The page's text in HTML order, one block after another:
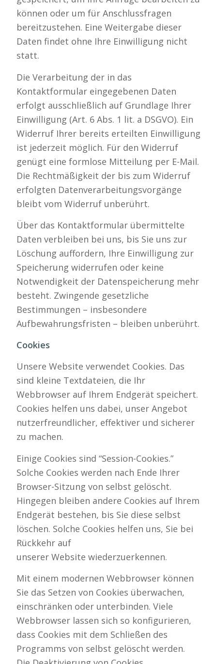
können oder um für Anschlussfragen
bereitzustehen. Eine Weitergabe dieser
Daten findet ohne Ihre Einwilligung nicht
statt.
Die Verarbeitung der in das
Kontaktformular eingegebenen Daten
erfolgt ausschließlich auf Grundlage Ihrer
Einwilligung (Art. 6 Abs. 1 lit. a DSGVO). Ein
Widerruf Ihrer bereits erteilten Einwilligung
ist jederzeit möglich. Für den Widerruf
genügt eine formlose Mitteilung per E-Mail.
Die Rechtmäßigkeit der bis zum Widerruf
erfolgten Datenverarbeitungsvorgänge
bleibt vom Widerruf unberührt.
Über das Kontaktformular übermittelte
Daten verbleiben bei uns, bis Sie uns zur
Löschung auffordern, Ihre Einwilligung zur
Speicherung widerrufen oder keine
Notwendigkeit der Datenspeicherung mehr
besteht. Zwingende gesetzliche
Bestimmungen – insbesondere
Aufbewahrungsfristen – bleiben unberührt.
Cookies
Unsere Website verwendet Cookies. Das
sind kleine Textdateien, die Ihr
Webbrowser auf Ihrem Endgerät speichert.
Cookies helfen uns dabei, unser Angebot
nutzerfreundlicher, effektiver und sicherer
zu machen.
Einige Cookies sind “Session-Cookies.”
Solche Cookies werden nach Ende Ihrer
Browser-Sitzung von selbst gelöscht.
Hingegen bleiben andere Cookies auf Ihrem
Endgerät bestehen, bis Sie diese selbst
löschen. Solche Cookies helfen uns, Sie bei
Rückkehr auf
unserer Website wiederzuerkennen.
Mit einem modernen Webbrowser können
Sie das Setzen von Cookies überwachen,
einschränken oder unterbinden. Viele
Webbrowser lassen sich so konfigurieren,
dass Cookies mit dem Schließen des
Programms von selbst gelöscht werden.